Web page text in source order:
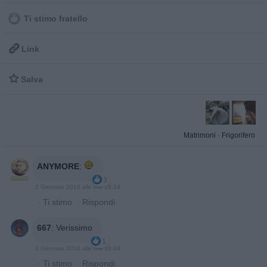
Ti stimo fratello
 Link
 Salva
Matrimoni · Frigorifero
ANYMORE:
3
2 Gennaio 2016 alle ore 18:24
· Ti stimo · Rispondi
667: Verissimo
1
2 Gennaio 2016 alle ore 18:44
· Ti stimo · Rispondi